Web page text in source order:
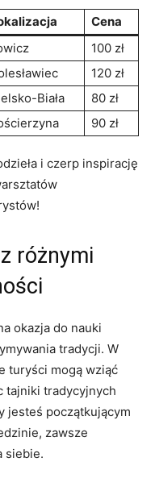
Cena
100 zł
120 zł
Biała
80 zł
90 zł
i czerp inspirację
różnymi
okazja do nauki
tradycji. W
turyści mogą wziąć
tajniki tradycyjnych
jesteś początkującym
zawsze
siebie.